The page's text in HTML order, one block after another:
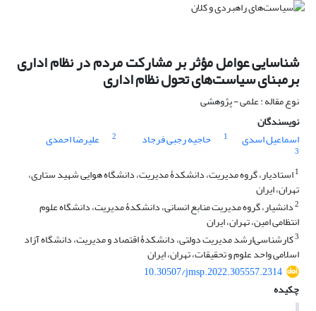
شناسایی عوامل مؤثر بر مشارکت مردم در نظام اداری
برمبنای سیاست‌های تحول نظام اداری
نوع مقاله : علمی - پژوهشی
نویسندگان
اسماعیل اسدی
1 حاجیه رجبی فرجاد 2 علیرضا احمدی
3
1استادیار، گروه مدیریت، دانشکدۀ مدیریت، دانشگاه هوایی شهید ستاری،
تهران، ایران
2دانشیار، گروه مدیریت منابع انسانی، دانشکدۀ مدیریت، دانشگاه علوم
انتظامی امین، تهران، ایران
3کارشناسی‌ارشد مدیریت دولتی، دانشکدۀ اقتصاد و مدیریت، دانشگاه آزاد
اسلامی واحد علوم و تحقیقات، تهران، ایران
10.30507/jmsp.2022.305557.2314
چکیده